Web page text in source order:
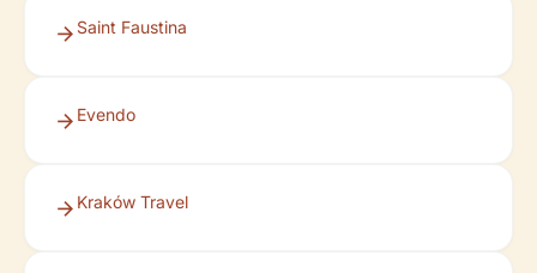
Saint Faustina
Evendo
Kraków Travel